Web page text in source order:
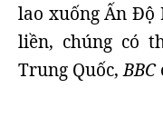
lao xuống Ấn Độ
liền, chúng có
Trung Quốc,BBC